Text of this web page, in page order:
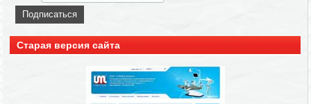
Старая версия сайта